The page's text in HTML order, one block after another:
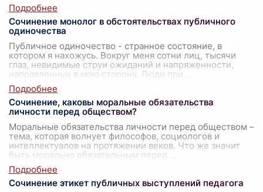
Сочинение монолог в обстоятельствах публичного
одиночества
Публичное одиночество - странное состояние, в
котором я нахожусь. Вокруг меня сотни лиц, тысячи
глаз, невидимые струи ожиданий и напряженности,
направленных в мою сторону. Люди при
Сочинение, каковы моральные обязательства
личности перед обществом?
Моральные обязательства личности перед обществом –
тема, которая волнует философов, социологов и
интеллектуалов на протяжении веков. Что же значит
быть морально обязательным перед
Сочинение этикет публичных выступлений педагога